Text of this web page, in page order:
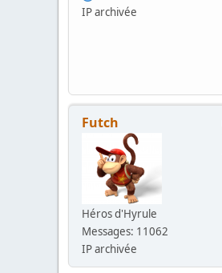
IP archivée
Futch
Héros d'Hyrule
Messages: 11062
IP archivée